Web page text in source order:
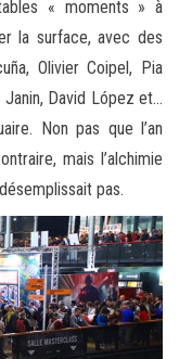
« moments » à
la surface, avec des
Olivier Coipel, Pia
Janin, David López et…
Non pas que l’an
mais l’alchimie
pas.